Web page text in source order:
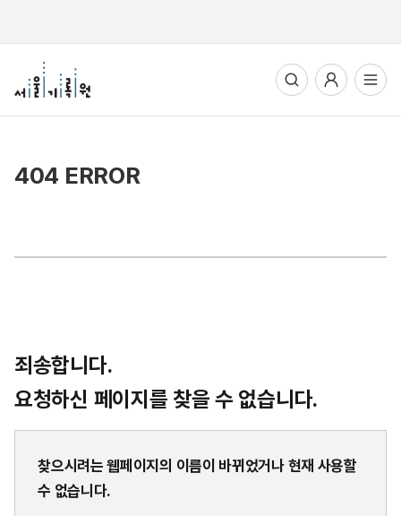
전체메뉴열기
404 ERROR
죄송합니다.
요청하신 페이지를 찾을 수 없습니다.
찾으시려는 웹페이지의 이름이 바뀌었거나 현재 사용할
수 없습니다.